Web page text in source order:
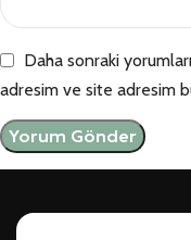
Daha sonraki
adresim ve site adresim